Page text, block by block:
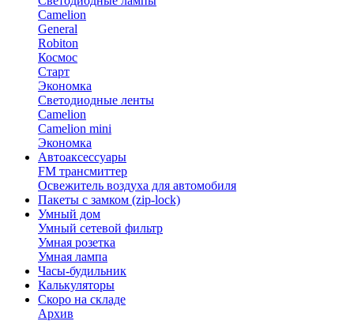
Camelion
General
Robiton
Космос
Старт
Экономка
Светодиодные ленты
Camelion
Camelion mini
Экономка
Автоаксессуары
FM трансмиттер
Освежитель воздуха для автомобиля
Пакеты с замком (zip-lock)
Умный дом
Умный сетевой фильтр
Умная розетка
Умная лампа
Часы-будильник
Калькуляторы
Скоро на складе
Архив